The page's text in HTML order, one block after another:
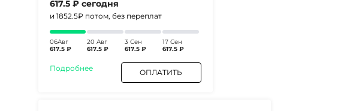
617.5 ₽ сегодня
и 1852.5₽ потом, без переплат
06Авг
617.5 ₽
20 Авг
617.5 ₽
3 Сен
617.5 ₽
17 Сен
617.5 ₽
Подробнее ОПЛАТИТЬ